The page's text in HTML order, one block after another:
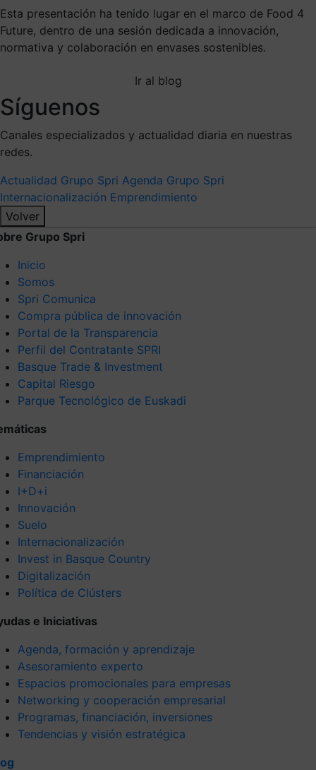
Esta presentación ha tenido lugar en el marco de Food 4
Future, dentro de una sesión dedicada a innovación,
normativa y colaboración en envases sostenibles.
Ir al blog
Síguenos
Canales especializados y actualidad diaria en nuestras
redes.
Actualidad Grupo Spri Agenda Grupo Spri
Internacionalización Emprendimiento
Volver
Grupo Spri
Inicio
Somos
Spri Comunica
Compra pública de innovación
Portal de la Transparencia
Perfil del Contratante SPRI
Basque Trade & Investment
Capital Riesgo
Parque Tecnológico de Euskadi
Emprendimiento
Financiación
I+D+i
Innovación
Suelo
Internacionalización
Invest in Basque Country
Digitalización
Política de Clústers
e Iniciativas
Agenda, formación y aprendizaje
Asesoramiento experto
Espacios promocionales para empresas
Networking y cooperación empresarial
Programas, financiación, inversiones
Tendencias y visión estratégica